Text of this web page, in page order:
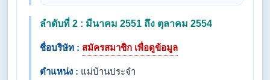
ลำดับที่ 2 : มีนาคม 2551 ถึง ตุลาคม 2554
ชื่อบริษัท : สมัครสมาชิก เพื่อดูข้อมูล
ตำแหน่ง : แม่บ้านประจำ